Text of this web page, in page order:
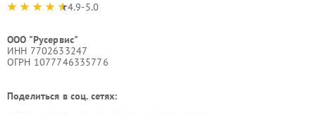
4.9-5.0
ООО "Русервис"
ИНН 7702633247
ОГРН 1077746335776
Поделиться в соц. сетях: